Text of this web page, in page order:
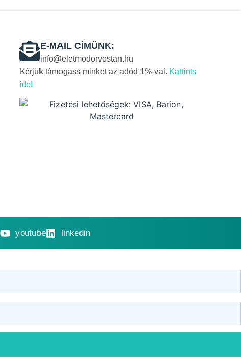
E-MAIL CÍMÜNK:
info@eletmodorvostan.hu
Kérjük támogass minket az adód 1%-val. Kattints
ide!
youtube linkedin